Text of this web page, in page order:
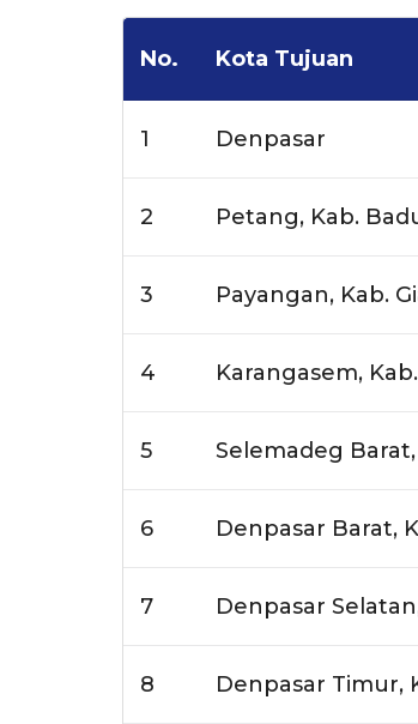
No. Kota Tujuan
1 Denpasar
2 Petang, Kab.
3 Payangan, Kab.
4 Karangasem,
5 Selemadeg
6 Denpasar Barat,
7 Denpasar
8 Denpasar Timur,